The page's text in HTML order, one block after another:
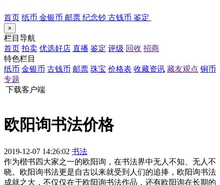
首页 纸币 金银币 邮票 纪念钞 古钱币 鉴定
×
栏目导航
首页 拍卖 优选好店 直播 鉴定 评级 回收 招商
特色栏目
纸币 金银币 古钱币 邮票 珠宝 价格表 收藏资讯 藏友观点 铜币
专题
下载客户端
欧阳询书法价格
2019-12-07 14:26:02 书法
作为楷书四大家之一的欧阳询，在书法界中无人不知、无人不
晓。欧阳询书法更是自古以来就受到人们的追捧，欧阳询书法
成就之大，不仅仅在于欧阳询书法作品，还有欧阳询在长期的